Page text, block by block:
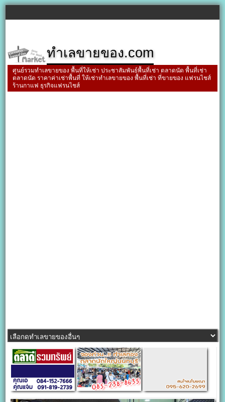
ทำเลขายของ.com
ศูนย์รวมทำเลขายของ พื้นที่ให้เช่า ประชาสัมพันธ์พื้นที่เช่า ตลาดนัด พื้นที่เช่า
ตลาดนัด ราคาค่าเช่าพื้นที่ ให้เช่าทำเลขายของ พื้นที่เช่า ที่ขายของ แฟรนไชส์
ร้านกาแฟ ธุรกิจแฟรนไชส์